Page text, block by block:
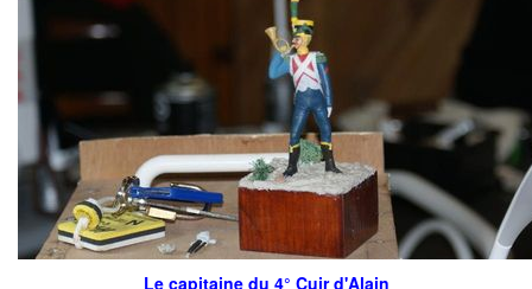
Le capitaine du 4° Cuir d'Alain